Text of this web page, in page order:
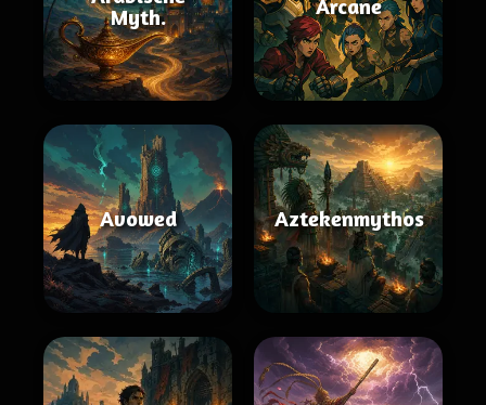
Myth.
Arcane
Avowed Aztekenmythos